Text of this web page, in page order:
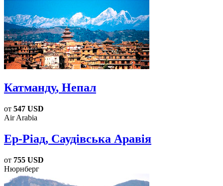
Катманду, Непал
от 547 USD
Air Arabia
Ер-Ріад, Саудівська Аравія
от 755 USD
Нюрнберг